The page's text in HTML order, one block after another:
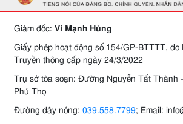
Giám đốc: Vi Mạnh Hùng
Giấy phép hoạt động số 154/GP-BTTTT, do
Truyền thông cấp ngày 24/3/2022
Trụ sở tòa soạn: Đường Nguyễn Tất Thành
Phú Thọ
Đường dây nóng: 039.558.7799; Email: